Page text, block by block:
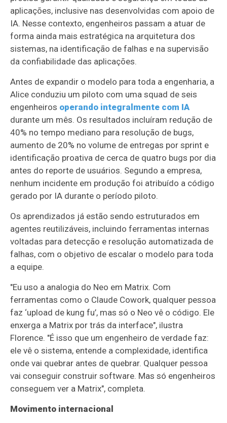
aplicações, inclusive nas desenvolvidas com apoio de
IA. Nesse contexto, engenheiros passam a atuar de
forma ainda mais estratégica na arquitetura dos
sistemas, na identificação de falhas e na supervisão
da confiabilidade das aplicações.
Antes de expandir o modelo para toda a engenharia, a
Alice conduziu um piloto com uma squad de seis
engenheiros operando integralmente com IA
durante um mês. Os resultados incluíram redução de
40% no tempo mediano para resolução de bugs,
aumento de 20% no volume de entregas por sprint e
identificação proativa de cerca de quatro bugs por dia
antes do reporte de usuários. Segundo a empresa,
nenhum incidente em produção foi atribuído a código
gerado por IA durante o período piloto.
Os aprendizados já estão sendo estruturados em
agentes reutilizáveis, incluindo ferramentas internas
voltadas para detecção e resolução automatizada de
falhas, com o objetivo de escalar o modelo para toda
a equipe.
"Eu uso a analogia do Neo em Matrix. Com
ferramentas como o Claude Cowork, qualquer pessoa
faz ‘upload de kung fu’, mas só o Neo vê o código. Ele
enxerga a Matrix por trás da interface", ilustra
Florence. "É isso que um engenheiro de verdade faz:
ele vê o sistema, entende a complexidade, identifica
onde vai quebrar antes de quebrar. Qualquer pessoa
vai conseguir construir software. Mas só engenheiros
conseguem ver a Matrix", completa.
Movimento internacional